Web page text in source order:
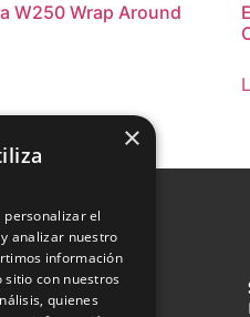
W250 Wrap Around
×
el
analizar nuestro
información
sitio con nuestros
quienes